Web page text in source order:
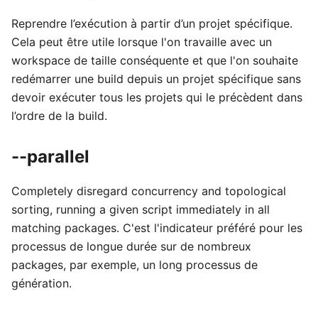
Reprendre l’exécution à partir d’un projet spécifique.
Cela peut être utile lorsque l'on travaille avec un
workspace de taille conséquente et que l'on souhaite
redémarrer une build depuis un projet spécifique sans
devoir exécuter tous les projets qui le précèdent dans
l’ordre de la build.
--parallel
Completely disregard concurrency and topological
sorting, running a given script immediately in all
matching packages. C'est l'indicateur préféré pour les
processus de longue durée sur de nombreux
packages, par exemple, un long processus de
génération.